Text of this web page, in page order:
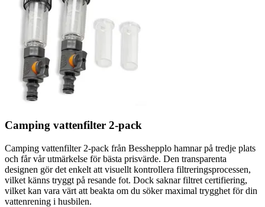
Camping vattenfilter 2-pack
Camping vattenfilter 2-pack från Besshepplo hamnar på tredje plats
och får vår utmärkelse för bästa prisvärde. Den transparenta
designen gör det enkelt att visuellt kontrollera filtreringsprocessen,
vilket känns tryggt på resande fot. Dock saknar filtret certifiering,
vilket kan vara värt att beakta om du söker maximal trygghet för din
vattenrening i husbilen.